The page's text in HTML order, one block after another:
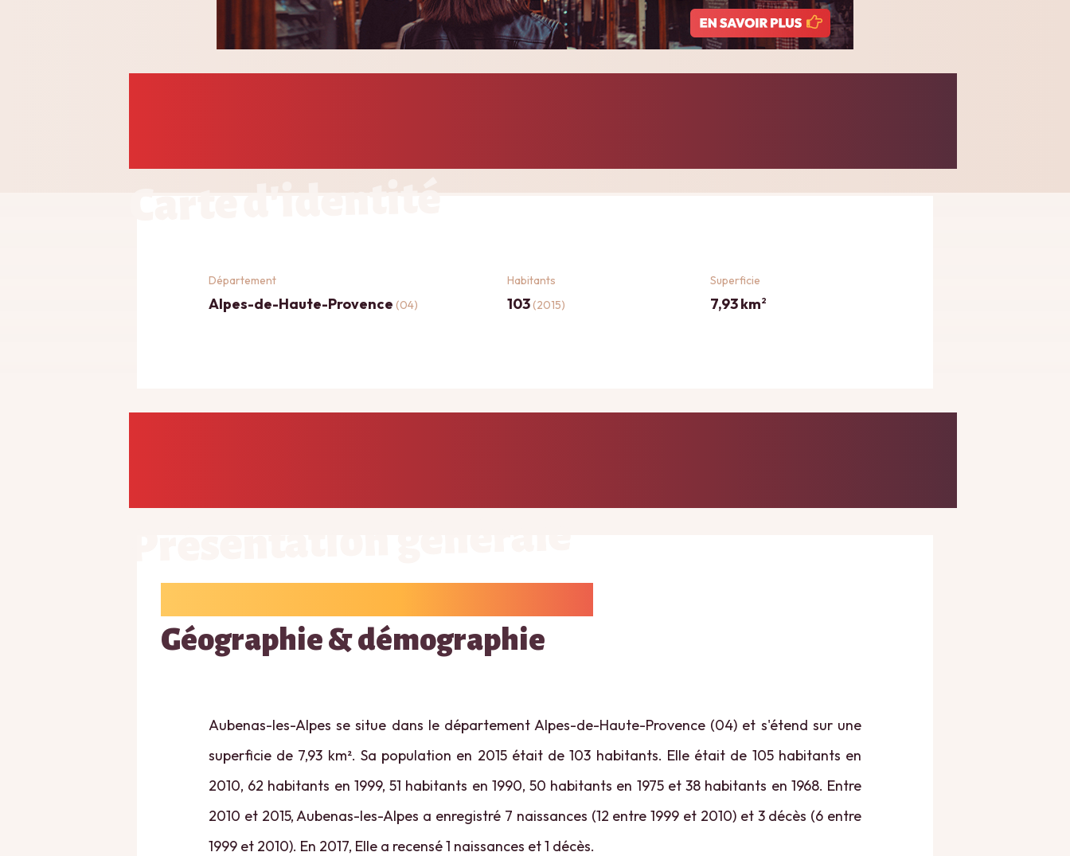
Carte d'identité
Département
Alpes-de-Haute-Provence (04)
Habitants
103(2015)
Superficie
7,93 km2
Géographie & démographie
Aubenas-les-Alpes se situe dans le département Alpes-de-Haute-Provence (04) et s'étend sur une
superficie de 7,93 km². Sa population en 2015 était de 103 habitants. Elle était de 105 habitants en
2010, 62 habitants en 1999, 51 habitants en 1990, 50 habitants en 1975 et 38 habitants en 1968. Entre
2010 et 2015, Aubenas-les-Alpes a enregistré 7 naissances (12 entre 1999 et 2010) et 3 décès (6 entre
1999 et 2010). En 2017, Elle a recensé 1 naissances et 1 décès.